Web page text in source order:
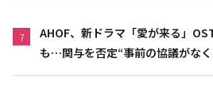
7
AHOF、新ドラマ「愛が来る」
も…関与を否定“事前の協議がな